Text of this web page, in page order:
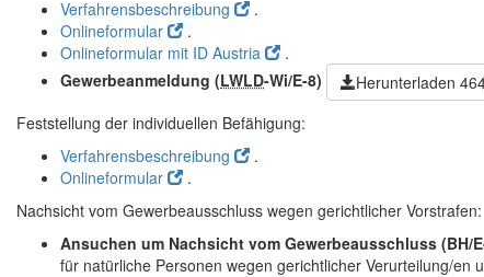
Verfahrensbeschreibung
.
Onlineformular
.
Onlineformular mit ID Austria
.
Gewerbeanmeldung (LWLD-Wi/E-8) Herunterladen
Feststellung der individuellen Befähigung:
Verfahrensbeschreibung
.
Onlineformular
.
Nachsicht vom Gewerbeausschluss wegen gerichtlicher Vorstrafen:
Ansuchen um Nachsicht vom Gewerbeausschluss (BH/
für natürliche Personen wegen gerichtlicher Verurteilung/en